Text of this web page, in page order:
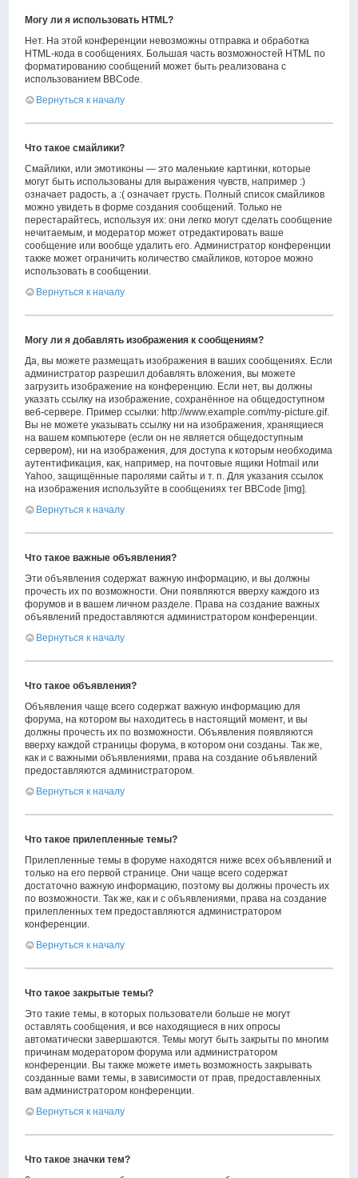
Могу ли я использовать HTML?
Нет. На этой конференции невозможны отправка и обработка
HTML-кода в сообщениях. Большая часть возможностей HTML по
форматированию сообщений может быть реализована с
использованием BBCode.
Вернуться к началу
Что такое смайлики?
Смайлики, или эмотиконы — это маленькие картинки, которые
могут быть использованы для выражения чувств, например :)
означает радость, а :( означает грусть. Полный список смайликов
можно увидеть в форме создания сообщений. Только не
перестарайтесь, используя их: они легко могут сделать сообщение
нечитаемым, и модератор может отредактировать ваше
сообщение или вообще удалить его. Администратор конференции
также может ограничить количество смайликов, которое можно
использовать в сообщении.
Вернуться к началу
Могу ли я добавлять изображения к сообщениям?
Да, вы можете размещать изображения в ваших сообщениях. Если
администратор разрешил добавлять вложения, вы можете
загрузить изображение на конференцию. Если нет, вы должны
указать ссылку на изображение, сохранённое на общедоступном
веб-сервере. Пример ссылки: http://www.example.com/my-picture.gif.
Вы не можете указывать ссылку ни на изображения, хранящиеся
на вашем компьютере (если он не является общедоступным
сервером), ни на изображения, для доступа к которым необходима
аутентификация, как, например, на почтовые ящики Hotmail или
Yahoo, защищённые паролями сайты и т. п. Для указания ссылок
на изображения используйте в сообщениях тег BBCode [img].
Вернуться к началу
Что такое важные объявления?
Эти объявления содержат важную информацию, и вы должны
прочесть их по возможности. Они появляются вверху каждого из
форумов и в вашем личном разделе. Права на создание важных
объявлений предоставляются администратором конференции.
Вернуться к началу
Что такое объявления?
Объявления чаще всего содержат важную информацию для
форума, на котором вы находитесь в настоящий момент, и вы
должны прочесть их по возможности. Объявления появляются
вверху каждой страницы форума, в котором они созданы. Так же,
как и с важными объявлениями, права на создание объявлений
предоставляются администратором.
Вернуться к началу
Что такое прилепленные темы?
Прилепленные темы в форуме находятся ниже всех объявлений и
только на его первой странице. Они чаще всего содержат
достаточно важную информацию, поэтому вы должны прочесть их
по возможности. Так же, как и с объявлениями, права на создание
прилепленных тем предоставляются администратором
конференции.
Вернуться к началу
Что такое закрытые темы?
Это такие темы, в которых пользователи больше не могут
оставлять сообщения, и все находящиеся в них опросы
автоматически завершаются. Темы могут быть закрыты по многим
причинам модератором форума или администратором
конференции. Вы также можете иметь возможность закрывать
созданные вами темы, в зависимости от прав, предоставленных
вам администратором конференции.
Вернуться к началу
Что такое значки тем?